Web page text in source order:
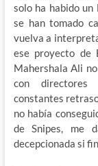
solo ha habido un
se han tomado
vuelva a
ese proyecto de
Mahershala Ali
con directores
constantes
no había
de Snipes, me
decepcionada si